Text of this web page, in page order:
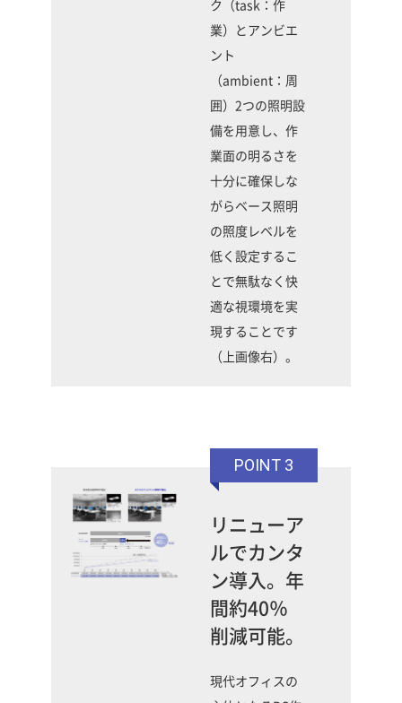
ク（task：作
業）とアンビエ
ント
（ambient：周
囲）2つの照明設
備を用意し、作
業面の明るさを
十分に確保しな
がらベース照明
の照度レベルを
低く設定するこ
とで無駄なく快
適な視環境を実
現することです
（上画像右）。
POINT 3
リニューア
ルでカンタ
ン導入。年
間約40％
削減可能。
現代オフィスの